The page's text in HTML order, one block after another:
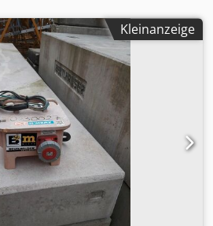
Kleinanzeige